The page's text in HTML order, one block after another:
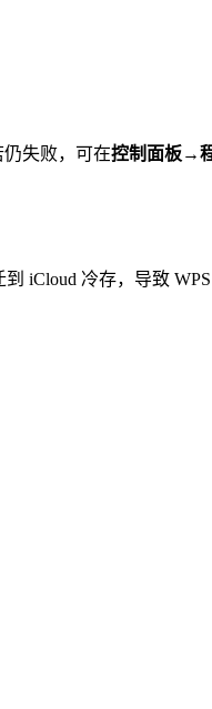
失败，可在控制面板→
iCloud 冷存，导致 WPS